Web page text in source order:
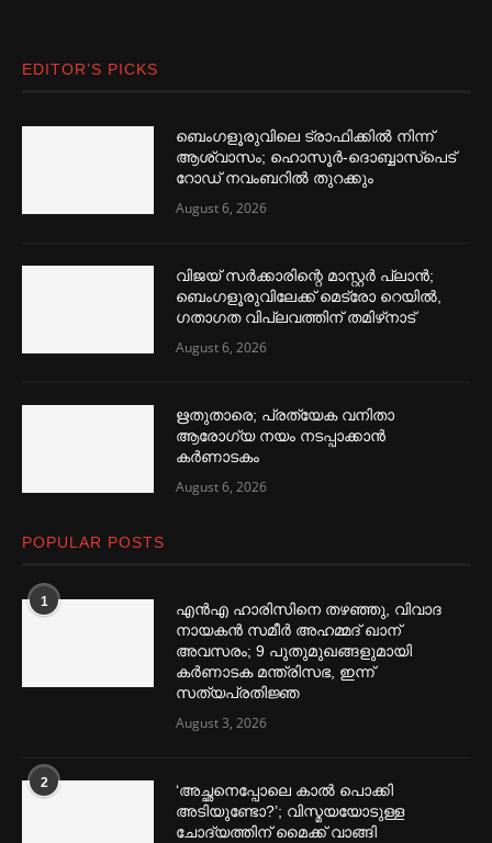
EDITOR’S PICKS
ബെംഗളൂരുവിലെ ട്രാഫിക്കില്‍ നിന്ന്
ആശ്വാസം; ഹൊസൂര്‍-ദൊബ്ബാസ്പെട്
റോഡ് നവംബറില്‍ തുറക്കും
August 6, 2026
വിജയ് സര്‍ക്കാരിന്റെ മാസ്റ്റര്‍ പ്ലാന്‍;
ബെംഗളൂരുവിലേക്ക് മെട്രോ റെയില്‍,
ഗതാഗത വിപ്ലവത്തിന് തമിഴ്‌നാട്
August 6, 2026
ഋതുതാരെ; പ്രത്യേക വനിതാ
ആരോഗ്യ നയം നടപ്പാക്കാൻ
കര്‍ണാടകം
August 6, 2026
POPULAR POSTS
1
എൻഎ ഹാരിസിനെ തഴ‌‍ഞ്ഞു, വിവാദ
നായകൻ സമീര്‍ അഹമ്മദ് ഖാന്
അവസരം; 9 പുതുമുഖങ്ങളുമായി
കര്‍ണാടക മന്ത്രിസഭ, ഇന്ന്
സത്യപ്രതിജ്ഞ
August 3, 2026
2
‘അച്ഛനെപ്പോലെ കാല്‍ പൊക്കി
അടിയുണ്ടോ?’; വിസ്മയയോടുള്ള
ചോദ്യത്തിന് മൈക്ക് വാങ്ങി